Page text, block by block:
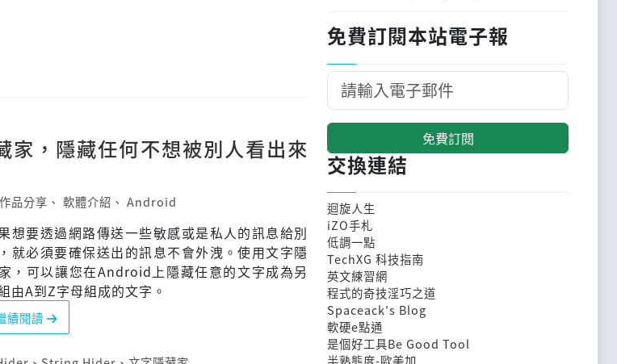
，隱藏任何不想被別人看出來
作品分享 、 軟體介紹 、 Android
想要透過網路傳送一些敏感或是私人的訊息給別
就必須要確保送出的訊息不會外洩。使用文字隱
，可以讓您在Android上隱藏任意的文字成為另
由A到Z字母組成的文字。
續閱讀
免費訂閱本站電子報
免費訂閱
交換連結
迴旋人生
iZO手札
低調一點
TechXG 科技指南
英文練習網
程式的奇技淫巧之道
Spaceack's Blog
軟硬e點通
是個好工具Be Good Tool